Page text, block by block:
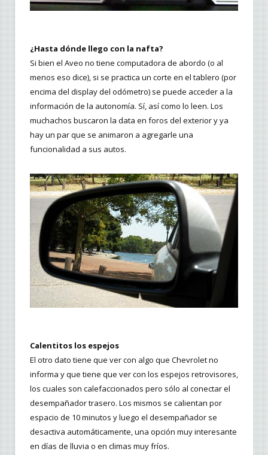
¿Hasta dónde llego con la nafta?
Si bien el Aveo no tiene computadora de abordo (o al
menos eso dice), si se practica un corte en el tablero (por
encima del display del odómetro) se puede acceder a la
información de la autonomía. Sí, así como lo leen. Los
muchachos buscaron la data en foros del exterior y ya
hay un par que se animaron a agregarle una
funcionalidad a sus autos.
Calentitos los espejos
El otro dato tiene que ver con algo que Chevrolet no
informa y que tiene que ver con los espejos retrovisores,
los cuales son calefaccionados pero sólo al conectar el
desempañador trasero. Los mismos se calientan por
espacio de 10 minutos y luego el desempañador se
desactiva automáticamente, una opción muy interesante
en días de lluvia o en climas muy fríos.